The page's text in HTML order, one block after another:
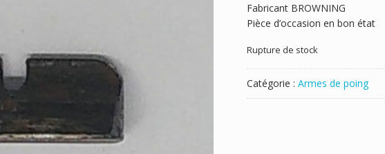
Fabricant BROWNING
Pièce d’occasion en bon état
Rupture de stock
Catégorie : Armes de poing